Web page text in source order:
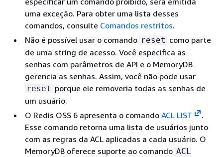
uma exceção. Para obter uma lista desses
comandos, consulte Comandos restritos.
Não é possível usar o comando reset como parte
de uma string de acesso. Você especifica as
senhas com parâmetros de API e o MemoryDB
gerencia as senhas. Assim, você não pode usar
reset porque ele removeria todas as senhas de
um usuário.
O Redis OSS 6 apresenta o comando ACL LIST
.
Esse comando retorna uma lista de usuários junto
com as regras da ACL aplicadas a cada usuário. O
MemoryDB oferece suporte ao comando ACL